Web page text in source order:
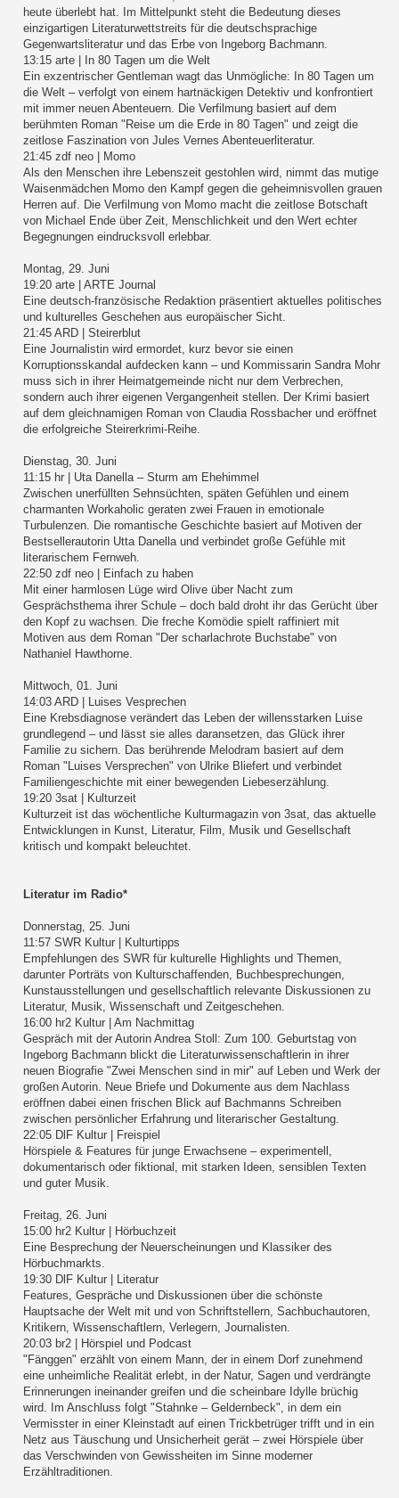
heute überlebt hat. Im Mittelpunkt steht die Bedeutung dieses
einzigartigen Literaturwettstreits für die deutschsprachige
Gegenwartsliteratur und das Erbe von Ingeborg Bachmann.
13:15 arte | In 80 Tagen um die Welt
Ein exzentrischer Gentleman wagt das Unmögliche: In 80 Tagen um
die Welt – verfolgt von einem hartnäckigen Detektiv und konfrontiert
mit immer neuen Abenteuern. Die Verfilmung basiert auf dem
berühmten Roman "Reise um die Erde in 80 Tagen" und zeigt die
zeitlose Faszination von Jules Vernes Abenteuerliteratur.
21:45 zdf neo | Momo
Als den Menschen ihre Lebenszeit gestohlen wird, nimmt das mutige
Waisenmädchen Momo den Kampf gegen die geheimnisvollen grauen
Herren auf. Die Verfilmung von Momo macht die zeitlose Botschaft
von Michael Ende über Zeit, Menschlichkeit und den Wert echter
Begegnungen eindrucksvoll erlebbar.
Montag, 29. Juni
19:20 arte | ARTE Journal
Eine deutsch-französische Redaktion präsentiert aktuelles politisches
und kulturelles Geschehen aus europäischer Sicht.
21:45 ARD | Steirerblut
Eine Journalistin wird ermordet, kurz bevor sie einen
Korruptionsskandal aufdecken kann – und Kommissarin Sandra Mohr
muss sich in ihrer Heimatgemeinde nicht nur dem Verbrechen,
sondern auch ihrer eigenen Vergangenheit stellen. Der Krimi basiert
auf dem gleichnamigen Roman von Claudia Rossbacher und eröffnet
die erfolgreiche Steirerkrimi-Reihe.
Dienstag, 30. Juni
11:15 hr | Uta Danella – Sturm am Ehehimmel
Zwischen unerfüllten Sehnsüchten, späten Gefühlen und einem
charmanten Workaholic geraten zwei Frauen in emotionale
Turbulenzen. Die romantische Geschichte basiert auf Motiven der
Bestsellerautorin Utta Danella und verbindet große Gefühle mit
literarischem Fernweh.
22:50 zdf neo | Einfach zu haben
Mit einer harmlosen Lüge wird Olive über Nacht zum
Gesprächsthema ihrer Schule – doch bald droht ihr das Gerücht über
den Kopf zu wachsen. Die freche Komödie spielt raffiniert mit
Motiven aus dem Roman "Der scharlachrote Buchstabe" von
Nathaniel Hawthorne.
Mittwoch, 01. Juni
14:03 ARD | Luises Vesprechen
Eine Krebsdiagnose verändert das Leben der willensstarken Luise
grundlegend – und lässt sie alles daransetzen, das Glück ihrer
Familie zu sichern. Das berührende Melodram basiert auf dem
Roman "Luises Versprechen" von Ulrike Bliefert und verbindet
Familiengeschichte mit einer bewegenden Liebeserzählung.
19:20 3sat | Kulturzeit
Kulturzeit ist das wöchentliche Kulturmagazin von 3sat, das aktuelle
Entwicklungen in Kunst, Literatur, Film, Musik und Gesellschaft
kritisch und kompakt beleuchtet.
Literatur im Radio*
Donnerstag, 25. Juni
11:57 SWR Kultur | Kulturtipps
Empfehlungen des SWR für kulturelle Highlights und Themen,
darunter Porträts von Kulturschaffenden, Buchbesprechungen,
Kunstausstellungen und gesellschaftlich relevante Diskussionen zu
Literatur, Musik, Wissenschaft und Zeitgeschehen.
16:00 hr2 Kultur | Am Nachmittag
Gespräch mit der Autorin Andrea Stoll: Zum 100. Geburtstag von
Ingeborg Bachmann blickt die Literaturwissenschaftlerin in ihrer
neuen Biografie "Zwei Menschen sind in mir" auf Leben und Werk der
großen Autorin. Neue Briefe und Dokumente aus dem Nachlass
eröffnen dabei einen frischen Blick auf Bachmanns Schreiben
zwischen persönlicher Erfahrung und literarischer Gestaltung.
22:05 DlF Kultur | Freispiel
Hörspiele & Features für junge Erwachsene – experimentell,
dokumentarisch oder fiktional, mit starken Ideen, sensiblen Texten
und guter Musik.
Freitag, 26. Juni
15:00 hr2 Kultur | Hörbuchzeit
Eine Besprechung der Neuerscheinungen und Klassiker des
Hörbuchmarkts.
19:30 DlF Kultur | Literatur
Features, Gespräche und Diskussionen über die schönste
Hauptsache der Welt mit und von Schriftstellern, Sachbuchautoren,
Kritikern, Wissenschaftlern, Verlegern, Journalisten.
20:03 br2 | Hörspiel und Podcast
"Fänggen" erzählt von einem Mann, der in einem Dorf zunehmend
eine unheimliche Realität erlebt, in der Natur, Sagen und verdrängte
Erinnerungen ineinander greifen und die scheinbare Idylle brüchig
wird. Im Anschluss folgt "Stahnke – Geldernbeck", in dem ein
Vermisster in einer Kleinstadt auf einen Trickbetrüger trifft und in ein
Netz aus Täuschung und Unsicherheit gerät – zwei Hörspiele über
das Verschwinden von Gewissheiten im Sinne moderner
Erzähltraditionen.